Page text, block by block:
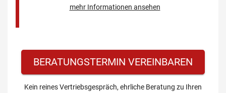
mehr Informationen ansehen
BERATUNGSTERMIN VEREINBAREN
Kein reines Vertriebsgespräch, ehrliche Beratung zu Ihren